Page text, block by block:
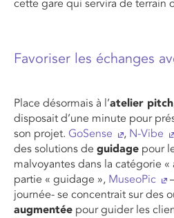
cette gare qui servira de terrain
Favoriser les échanges
Place désormais à l’atelier pitch
disposait d’une minute pour
son projet. GoSense , N-Vibe
des solutions de guidage pour
malvoyantes dans la catégorie «
partie « guidage », MuseoPic
journée- se concentrait sur des
augmentée pour guider les